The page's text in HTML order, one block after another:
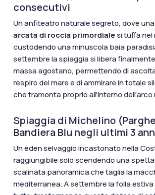
consecutivi
Un anfiteatro naturale segreto, dove
arcata di roccia primordialesi tuffa nel
custodendo una minuscola baia
settembre la spiaggia si libera
massa agostano, permettendo di
respiro del mare e di ammirare in totale
che tramonta proprio all'interno dell'arco
Spiaggia di Michelino
Bandiera Blu negli ultimi 3
Un eden selvaggio incastonato nella
raggiungibile solo scendendo una
scalinata panoramica che taglia la
mediterranea. A settembre la folla